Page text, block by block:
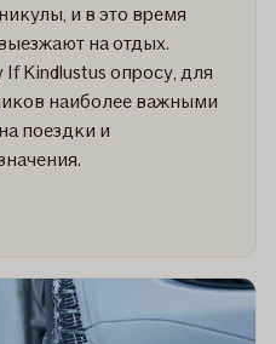
и в это время
на отдых.
Kindlustus опросу, для
наиболее важными
поездки и